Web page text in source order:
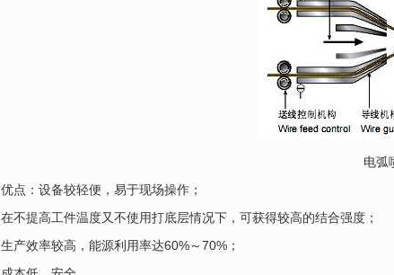
电弧
优点：设备较轻便，易于现场操作；
在不提高工件温度又不使用打底层情况下，可获得较高的结合强度；
生产效率较高，能源利用率达60%～70%；